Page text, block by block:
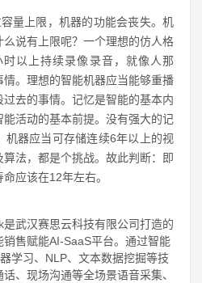
量上限，机器的功能会丧失。机
说有上限呢？一个理想的仿人格
以上持续录像录音，就像人那
。理想的智能机器应当能够重播
去的事情。记忆是智能的基本内
活动的基本前提。没有强大的记
机器应当可存储连续6年以上的视
法，都是个挑战。故此判断：即
应该在12年左右。
武汉赛思云科技有限公司打造的
售赋能AI-SaaS平台。通过智能
学习、NLP、文本数据挖掘等技
、现场沟通等全场景语音采集、